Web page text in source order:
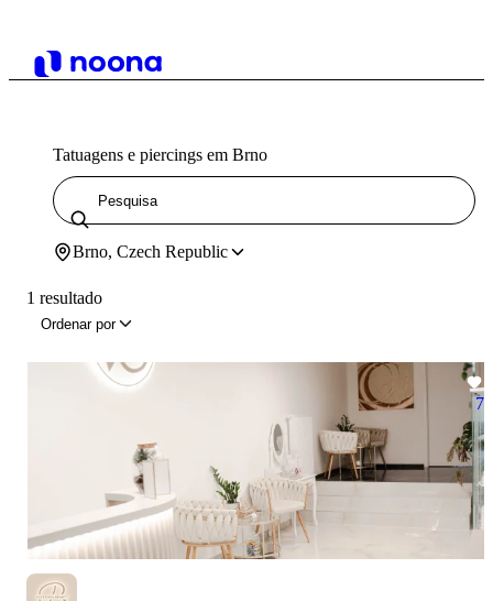
Tatuagens e piercings em Brno
Brno, Czech Republic
1 resultado
Ordenar por
7